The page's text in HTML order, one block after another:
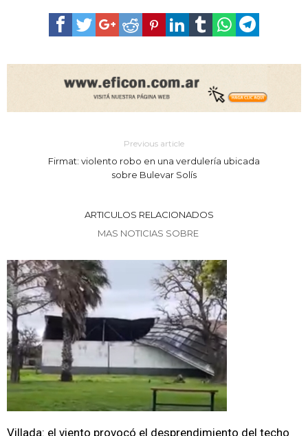
Previous article
Firmat: violento robo en una verdulería ubicada
sobre Bulevar Solís
ARTICULOS RELACIONADOS
MAS NOTICIAS SOBRE
Villada: el viento provocó el desprendimiento del techo